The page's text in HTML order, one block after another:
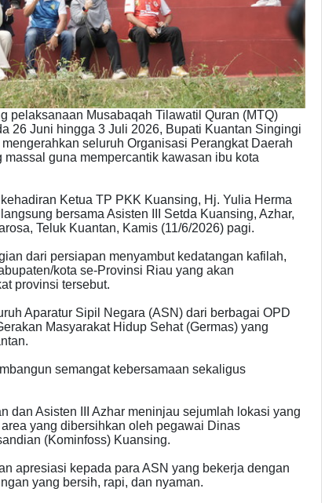
pelaksanaan Musabaqah Tilawatil Quran (MTQ)
26 Juni hingga 3 Juli 2026, Bupati Kuantan Singingi
seluruh Organisasi Perangkat Daerah
guna mempercantik kawasan ibu kota
Ketua TP PKK Kuansing, Hj. Yulia Herma
bersama Asisten III Setda Kuansing, Azhar,
Teluk Kuantan, Kamis (11/6/2026) pagi.
dari persiapan menyambut kedatangan kafilah,
kota se-Provinsi Riau yang akan
provinsi tersebut.
Aparatur Sipil Negara (ASN) dari berbagai OPD
Masyarakat Hidup Sehat (Germas) yang
semangat kebersamaan sekaligus
dan Asisten III Azhar meninjau sejumlah lokasi yang
yang dibersihkan oleh pegawai Dinas
(Kominfoss) Kuansing.
apresiasi kepada para ASN yang bekerja dengan
yang bersih, rapi, dan nyaman.